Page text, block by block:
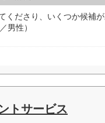
くださり、いくつか候補
男性）
トサービス